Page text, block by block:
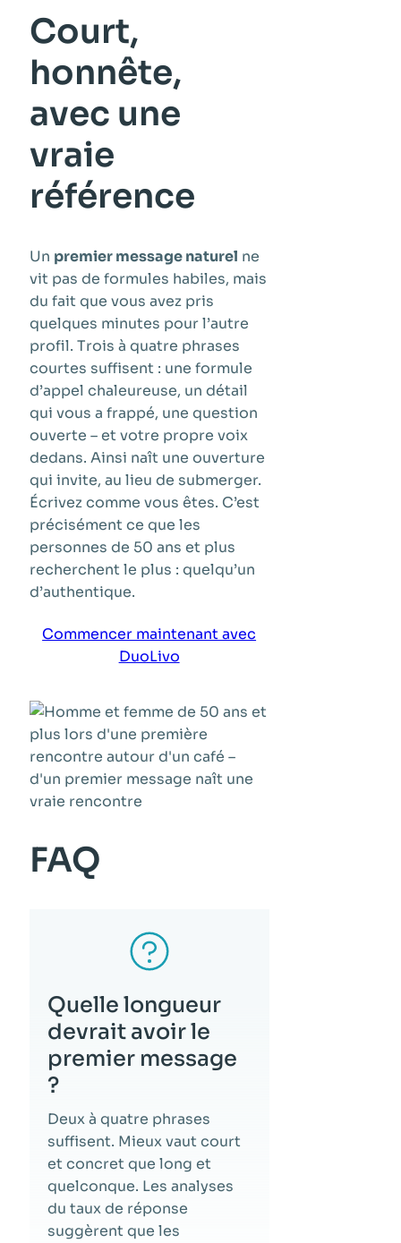
Court,
honnête,
avec une
vraie
référence
Un premier message naturel ne
vit pas de formules habiles, mais
du fait que vous avez pris
quelques minutes pour l’autre
profil. Trois à quatre phrases
courtes suffisent : une formule
d’appel chaleureuse, un détail
qui vous a frappé, une question
ouverte – et votre propre voix
dedans. Ainsi naît une ouverture
qui invite, au lieu de submerger.
Écrivez comme vous êtes. C’est
précisément ce que les
personnes de 50 ans et plus
recherchent le plus : quelqu’un
d’authentique.
Commencer maintenant avec
DuoLivo
FAQ
Quelle longueur
devrait avoir le
premier message
?
Deux à quatre phrases
suffisent. Mieux vaut court
et concret que long et
quelconque. Les analyses
du taux de réponse
suggèrent que les